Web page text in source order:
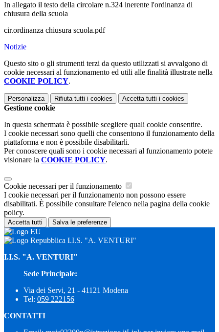
In allegato il testo della circolare n.324 inerente l'ordinanza di
chiusura della scuola
cir.ordinanza chiusura scuola.pdf
Notizie
Questo sito o gli strumenti terzi da questo utilizzati si avvalgono di
cookie necessari al funzionamento ed utili alle finalità illustrate nella
COOKIE POLICY.
Personalizza Rifiuta tutti i cookies Accetta tutti i cookies
Gestione cookie
In questa schermata è possibile scegliere quali cookie consentire.
I cookie necessari sono quelli che consentono il funzionamento della
piattaforma e non è possibile disabilitarli.
Per conoscere quali sono i cookie necessari al funzionamento potete
visionare la COOKIE POLICY.
Cookie necessari per il funzionamento
I cookie necessari per il funzionamento non possono essere
disabilitati. È possibile consultare l'elenco nella pagina della cookie
policy.
Accetta tutti Salva le preferenze
I.I.S. "A. VENTURI"
I.I.S. "A. VENTURI"
Sede Principale:
Via dei Servi, 21 - 41121 Modena
Tel: 059 222156
CONTATTI